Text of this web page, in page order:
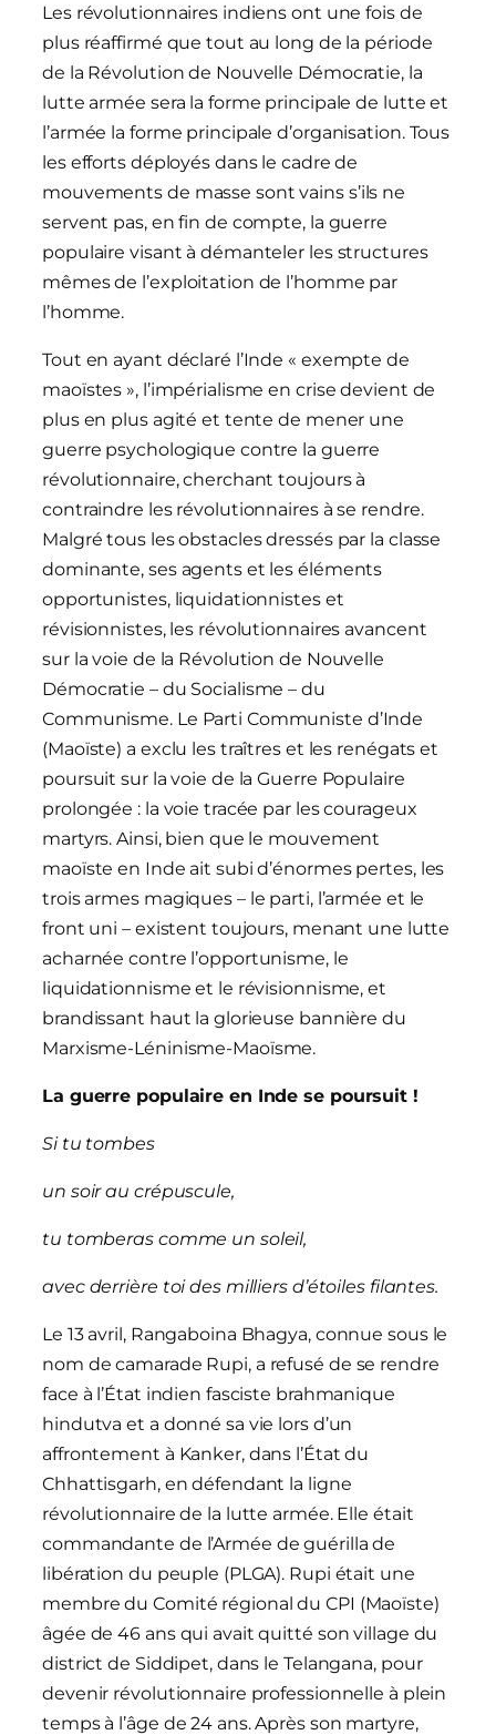
Les révolutionnaires indiens ont une fois de
plus réaffirmé que tout au long de la période
de la Révolution de Nouvelle Démocratie, la
lutte armée sera la forme principale de lutte et
l’armée la forme principale d’organisation. Tous
les efforts déployés dans le cadre de
mouvements de masse sont vains s’ils ne
servent pas, en fin de compte, la guerre
populaire visant à démanteler les structures
mêmes de l’exploitation de l’homme par
l’homme.
Tout en ayant déclaré l’Inde « exempte de
maoïstes », l’impérialisme en crise devient de
plus en plus agité et tente de mener une
guerre psychologique contre la guerre
révolutionnaire, cherchant toujours à
contraindre les révolutionnaires à se rendre.
Malgré tous les obstacles dressés par la classe
dominante, ses agents et les éléments
opportunistes, liquidationnistes et
révisionnistes, les révolutionnaires avancent
sur la voie de la Révolution de Nouvelle
Démocratie – du Socialisme – du
Communisme. Le Parti Communiste d’Inde
(Maoïste) a exclu les traîtres et les renégats et
poursuit sur la voie de la Guerre Populaire
prolongée : la voie tracée par les courageux
martyrs. Ainsi, bien que le mouvement
maoïste en Inde ait subi d’énormes pertes, les
trois armes magiques – le parti, l’armée et le
front uni – existent toujours, menant une lutte
acharnée contre l’opportunisme, le
liquidationnisme et le révisionnisme, et
brandissant haut la glorieuse bannière du
Marxisme-Léninisme-Maoïsme.
La guerre populaire en Inde se poursuit !
Si tu tombes
un soir au crépuscule,
tu tomberas comme un soleil,
avec derrière toi des milliers d’étoiles filantes.
Le 13 avril, Rangaboina Bhagya, connue sous le
nom de camarade Rupi, a refusé de se rendre
face à l’État indien fasciste brahmanique
hindutva et a donné sa vie lors d’un
affrontement à Kanker, dans l’État du
Chhattisgarh, en défendant la ligne
révolutionnaire de la lutte armée. Elle était
commandante de l’Armée de guérilla de
libération du peuple (PLGA). Rupi était une
membre du Comité régional du CPI (Maoïste)
âgée de 46 ans qui avait quitté son village du
district de Siddipet, dans le Telangana, pour
devenir révolutionnaire professionnelle à plein
temps à l’âge de 24 ans. Après son martyre,